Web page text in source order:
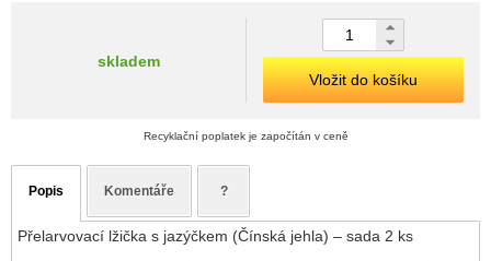
skladem
Vložit do košíku
Recyklační poplatek je započítán v ceně
Popis Komentáře ?
Přelarvovací lžička s jazýčkem (Čínská jehla) – sada 2 ks